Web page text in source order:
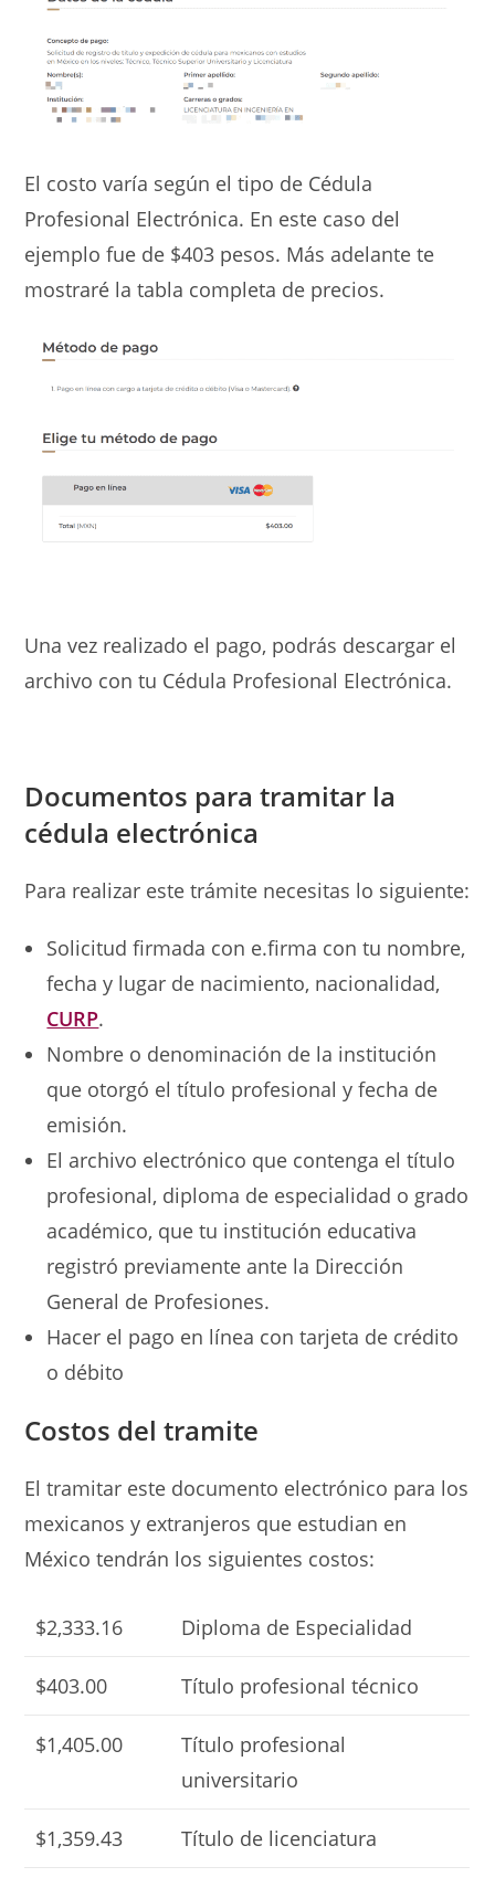
El costo varía según el tipo de Cédula
Profesional Electrónica. En este caso del
ejemplo fue de $403 pesos. Más adelante te
mostraré la tabla completa de precios.
Una vez realizado el pago, podrás descargar el
archivo con tu Cédula Profesional Electrónica.
Documentos para tramitar la
cédula electrónica
Para realizar este trámite necesitas lo siguiente:
Solicitud firmada con e.firma con tu nombre,
fecha y lugar de nacimiento, nacionalidad,
CURP.
Nombre o denominación de la institución
que otorgó el título profesional y fecha de
emisión.
El archivo electrónico que contenga el título
profesional, diploma de especialidad o grado
académico, que tu institución educativa
registró previamente ante la Dirección
General de Profesiones.
Hacer el pago en línea con tarjeta de crédito
o débito
Costos del tramite
El tramitar este documento electrónico para los
mexicanos y extranjeros que estudian en
México tendrán los siguientes costos:
$2,333.16 Diploma de Especialidad
$403.00 Título profesional técnico
$1,405.00
Título profesional
universitario
$1,359.43 Título de licenciatura